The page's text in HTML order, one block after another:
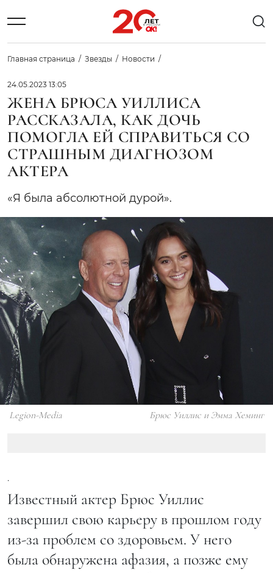
Главная страница Звезды Новости
24.05.2023 13:05
ЖЕНА БРЮСА УИЛЛИСА
РАССКАЗАЛА, КАК ДОЧЬ
ПОМОГЛА ЕЙ СПРАВИТЬСЯ СО
СТРАШНЫМ ДИАГНОЗОМ
АКТЕРА
«Я была абсолютной дурой».
Legion-Media Брюс Уиллис и Эмма Хеминг
.
Известный актер Брюс Уиллис
завершил свою карьеру в прошлом году
из-за проблем со здоровьем. У него
была обнаружена афазия, а позже ему